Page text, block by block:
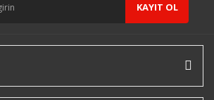
KAYIT OL